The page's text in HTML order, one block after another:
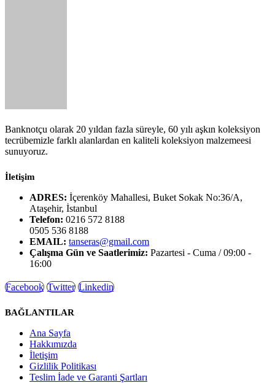
Banknotçu olarak 20 yıldan fazla süreyle, 60 yılı aşkın koleksiyon
tecrübemizle farklı alanlardan en kaliteli koleksiyon malzemeesi
sunuyoruz.
İletişim
ADRES: İçerenköy Mahallesi, Buket Sokak No:36/A,
Ataşehir, İstanbul
Telefon: 0216 572 8188
0505 536 8188
EMAIL: tanseras@gmail.com
Çalışma Gün ve Saatlerimiz: Pazartesi - Cuma / 09:00 -
16:00
Facebook Twitter Linkedin
BAĞLANTILAR
Ana Sayfa
Hakkımızda
İletişim
Gizlilik Politikası
Teslim İade ve Garanti Şartları